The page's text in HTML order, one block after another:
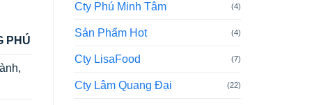
PHÚ
Cty Phú Minh Tâm (4)
Sản Phẩm Hot (4)
Cty LisaFood (7)
Cty Lâm Quang Đại (22)